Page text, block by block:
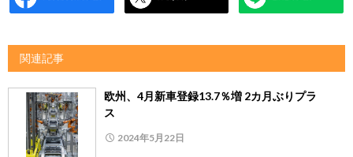
関連記事
欧州、4月新車登録13.7％増 2カ月ぶりプラ
ス
2024年5月22日